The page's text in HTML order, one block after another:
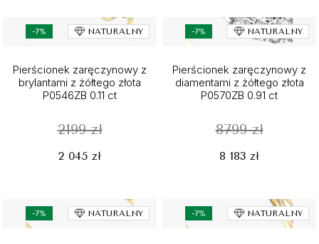
-7% NATURALNY
Pierścionek zaręczynowy z
brylantami z żółtego złota
P0546ZB 0.11 ct
2199 zł
2 045 zł
-7% NATURALNY
Pierścionek zaręczynowy z
diamentami z żółtego złota
P0570ZB 0.91 ct
8799 zł
8 183 zł
-7% NATURALNY -7% NATURALNY